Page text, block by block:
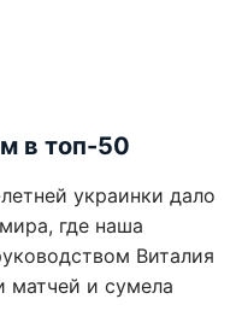
в топ-50
украинки дало
где наша
Виталия
матчей и сумела